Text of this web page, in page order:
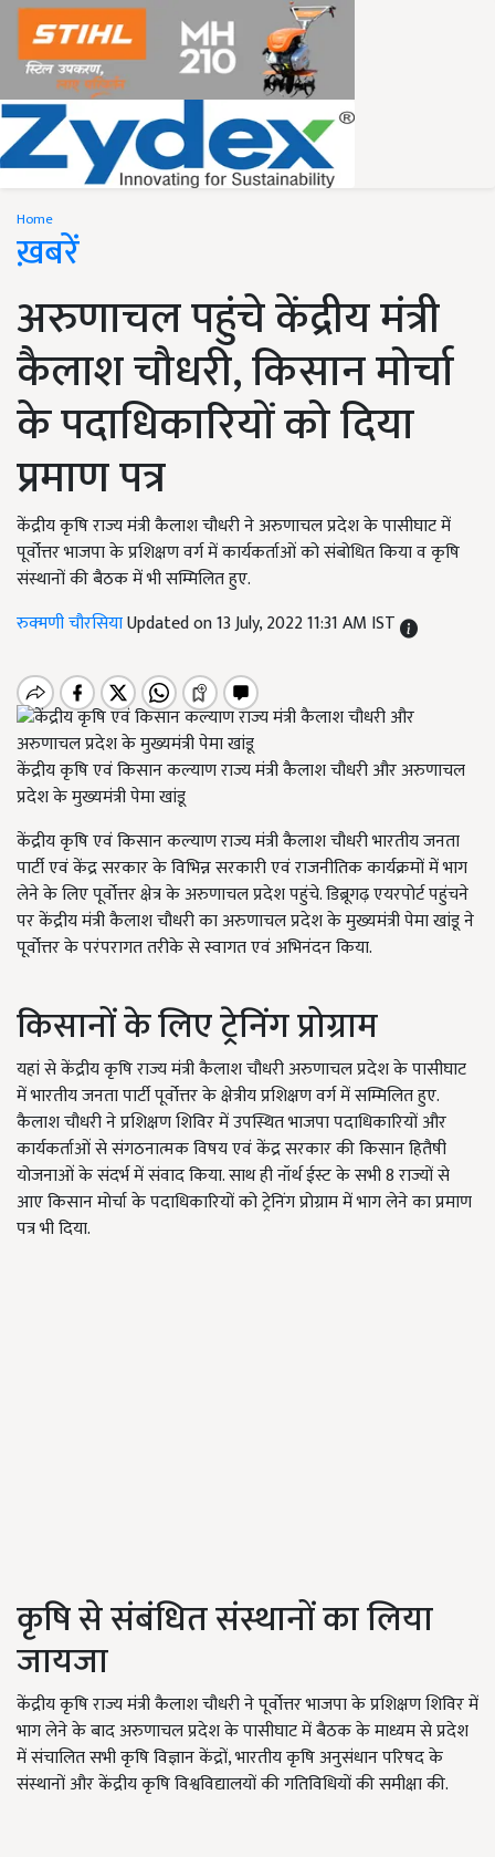
Home
ख़बरें
अरुणाचल पहुंचे केंद्रीय मंत्री
कैलाश चौधरी, किसान मोर्चा
के पदाधिकारियों को दिया
प्रमाण पत्र
केंद्रीय कृषि राज्य मंत्री कैलाश चौधरी ने अरुणाचल प्रदेश के पासीघाट में
पूर्वोत्तर भाजपा के प्रशिक्षण वर्ग में कार्यकर्ताओं को संबोधित किया व कृषि
संस्थानों की बैठक में भी सम्मिलित हुए.
रुक्मणी चौरसियाUpdated on 13 July, 2022 11:31 AM IST
केंद्रीय कृषि एवं किसान कल्याण राज्य मंत्री कैलाश चौधरी और अरुणाचल
प्रदेश के मुख्यमंत्री पेमा खांडू
केंद्रीय कृषि एवं किसान कल्याण राज्य मंत्री कैलाश चौधरी भारतीय जनता
पार्टी एवं केंद्र सरकार के विभिन्न सरकारी एवं राजनीतिक कार्यक्रमों में भाग
लेने के लिए पूर्वोत्तर क्षेत्र के अरुणाचल प्रदेश पहुंचे. डिब्रूगढ़ एयरपोर्ट पहुंचने
पर केंद्रीय मंत्री कैलाश चौधरी का अरुणाचल प्रदेश के मुख्यमंत्री पेमा खांडू ने
पूर्वोत्तर के परंपरागत तरीके से स्वागत एवं अभिनंदन किया.
किसानों के लिए ट्रेनिंग प्रोग्राम
यहां से केंद्रीय कृषि राज्य मंत्री कैलाश चौधरी अरुणाचल प्रदेश के पासीघाट
में भारतीय जनता पार्टी पूर्वोत्तर के क्षेत्रीय प्रशिक्षण वर्ग में सम्मिलित हुए.
कैलाश चौधरी ने प्रशिक्षण शिविर में उपस्थित भाजपा पदाधिकारियों और
कार्यकर्ताओं से संगठनात्मक विषय एवं केंद्र सरकार की किसान हितैषी
योजनाओं के संदर्भ में संवाद किया. साथ ही नॉर्थ ईस्ट के सभी 8 राज्यों से
आए किसान मोर्चा के पदाधिकारियों को ट्रेनिंग प्रोग्राम में भाग लेने का प्रमाण
पत्र भी दिया.
कृषि से संबंधित संस्थानों का लिया
जायजा
केंद्रीय कृषि राज्य मंत्री कैलाश चौधरी ने पूर्वोत्तर भाजपा के प्रशिक्षण शिविर में
भाग लेने के बाद अरुणाचल प्रदेश के पासीघाट में बैठक के माध्यम से प्रदेश
में संचालित सभी कृषि विज्ञान केंद्रों, भारतीय कृषि अनुसंधान परिषद के
संस्थानों और केंद्रीय कृषि विश्वविद्यालयों की गतिविधियों की समीक्षा की.